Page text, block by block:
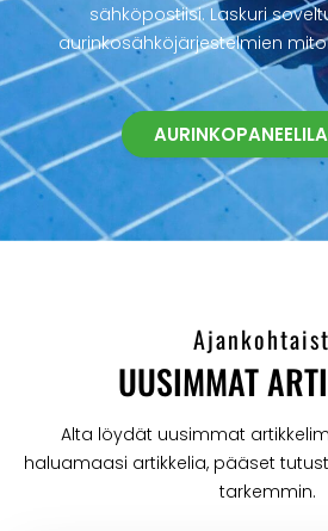
sähköpostiisi. Laskuri
aurinkosähköjärjestelmien
UUSIMMAT
Alta löydät uusimmat
haluamaasi artikkelia, pääset
tarkemmin.